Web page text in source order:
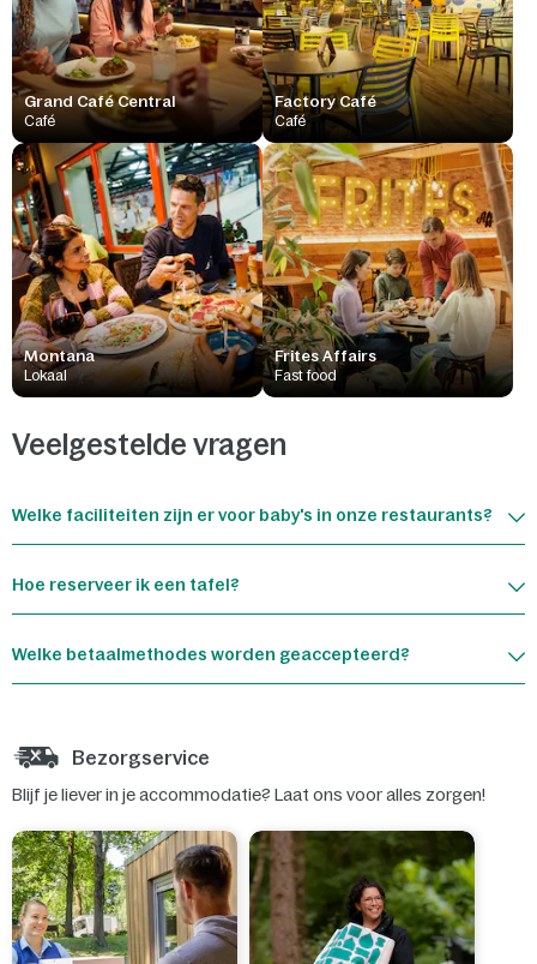
Grand Café Central
Café
Factory Café
Café
Montana
Lokaal
Frites Affairs
Fast food
Veelgestelde vragen
Welke faciliteiten zijn er voor baby's in onze restaurants?
Hoe reserveer ik een tafel?
Welke betaalmethodes worden geaccepteerd?
Bezorgservice
Blijf je liever in je accommodatie? Laat ons voor alles zorgen!